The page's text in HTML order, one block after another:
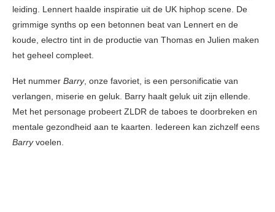
leiding. Lennert haalde inspiratie uit de UK hiphop scene. De
grimmige synths op een betonnen beat van Lennert en de
koude, electro tint in de productie van Thomas en Julien maken
het geheel compleet.
Het nummer Barry, onze favoriet, is een personificatie van
verlangen, miserie en geluk. Barry haalt geluk uit zijn ellende.
Met het personage probeert ZLDR de taboes te doorbreken en
mentale gezondheid aan te kaarten. Iedereen kan zichzelf eens
Barryvoelen.